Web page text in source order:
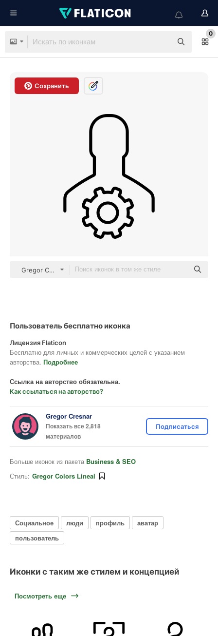
0
Сохранить
Gregor Colors Lineal
Пользователь бесплатно иконка
Лицензия Flaticon
Бесплатно для личных и коммерческих целей с указанием
авторства. Подробнее
Ссылка на авторство обязательна.
Как ссылаться на авторство?
Gregor Cresnar
Показать все 2,818
материалов
Подписаться
Больше иконок из пакета Business & SEO
Стиль: Gregor Colors Lineal
Социальное люди профиль
аватар
пользователь
Иконки с таким же стилем и концепцией
Посмотреть еще